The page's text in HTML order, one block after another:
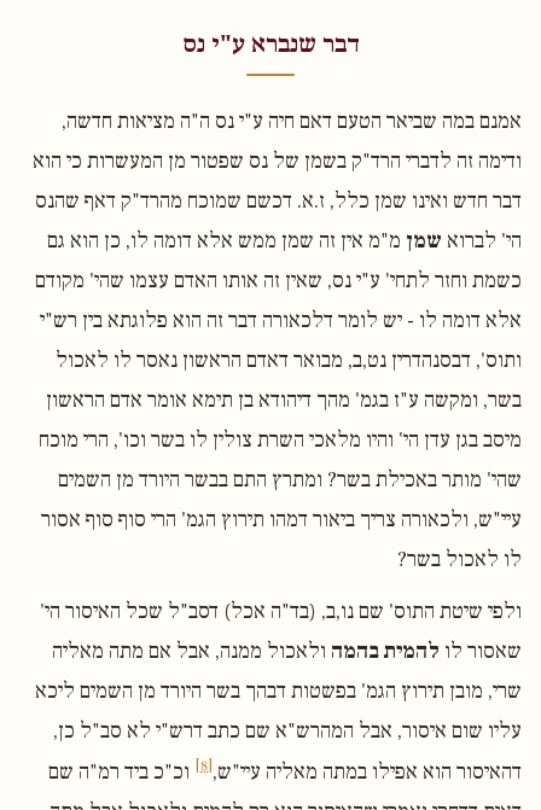
דבר שנברא ע"י נס
אמנם במה שביאר הטעם דאם חיה ע"י נס ה"ה מציאות חדשה,
ודימה זה לדברי הרד"ק בשמן של נס שפטור מן המעשרות כי הוא
דבר חדש ואינו שמן כלל, ז.א. דכשם שמוכח מהרד"ק דאף שהנס
הי' לברוא שמן מ"מ אין זה שמן ממש אלא דומה לו, כן הוא גם
כשמת וחזר לתחי' ע"י נס, שאין זה אותו האדם עצמו שהי' מקודם
אלא דומה לו - יש לומר דלכאורה דבר זה הוא פלוגתא בין רש"י
ותוס', דבסנהדרין נט,ב, מבואר דאדם הראשון נאסר לו לאכול
בשר, ומקשה ע"ז בגמ' מהך דיהודא בן תימא אומר אדם הראשון
מיסב בגן עדן הי' והיו מלאכי השרת צולין לו בשר וכו', הרי מוכח
שהי' מותר באכילת בשר? ומתרץ התם בבשר היורד מן השמים
עיי"ש, ולכאורה צריך ביאור דמהו תירוץ הגמ' הרי סוף סוף אסור
לו לאכול בשר?
ולפי שיטת התוס' שם נו,ב, (בד"ה אכל) דסב"ל שכל האיסור הי'
שאסור לו להמית בהמה ולאכול ממנה, אבל אם מתה מאליה
שרי, מובן תירוץ הגמ' בפשטות דבהך בשר היורד מן השמים ליכא
עליו שום איסור, אבל המהרש"א שם כתב דרש"י לא סב"ל כן,
דהאיסור הוא אפילו במתה מאליה עיי"ש,[8]
וכ"כ ביד רמ"ה שם